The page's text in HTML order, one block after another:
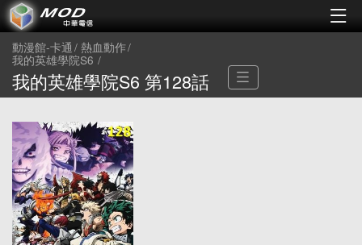
動漫館-卡通
熱血動作
我的英雄學院S6
我的英雄學院S6 第128話